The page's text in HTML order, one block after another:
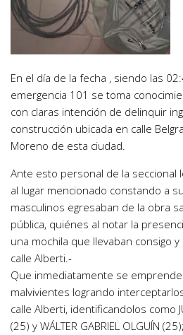
En el día de la fecha , siendo las
emergencia 101 se toma
con claras intención de delinquir
construcción ubicada en calle
Moreno de esta ciudad.
Ante esto personal de la seccional
al lugar mencionado constando a
masculinos egresaban de la obra
pública, quiénes al notar la
una mochila que llevaban consigo
calle Alberti.-
Que inmediatamente se
malvivientes logrando
calle Alberti, identificandolos como
(25) y WÁLTER GABRIEL OLGUÍN